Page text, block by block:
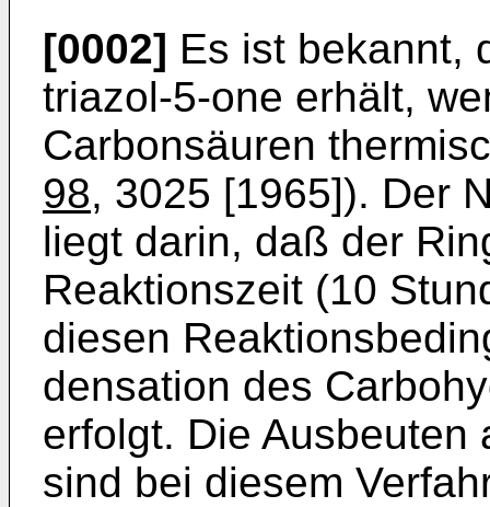
[0002] Es ist bekannt,
triazol-5-one er­hält,
Carbonsäuren
98, 3025 [1965]). Der
liegt darin, daß der
Reaktionszeit (10
diesen
densation des
erfolgt. Die Ausbeuten
sind bei diesem